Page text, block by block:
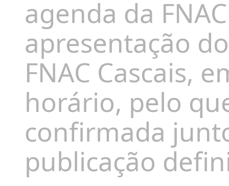
agenda da
apresentação
FNAC Cascais,
horário, pelo
confirmada
publicação